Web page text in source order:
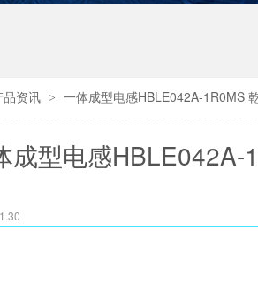
品资讯 > 一体成型电感HBLE042A-1R0MS
成型电感